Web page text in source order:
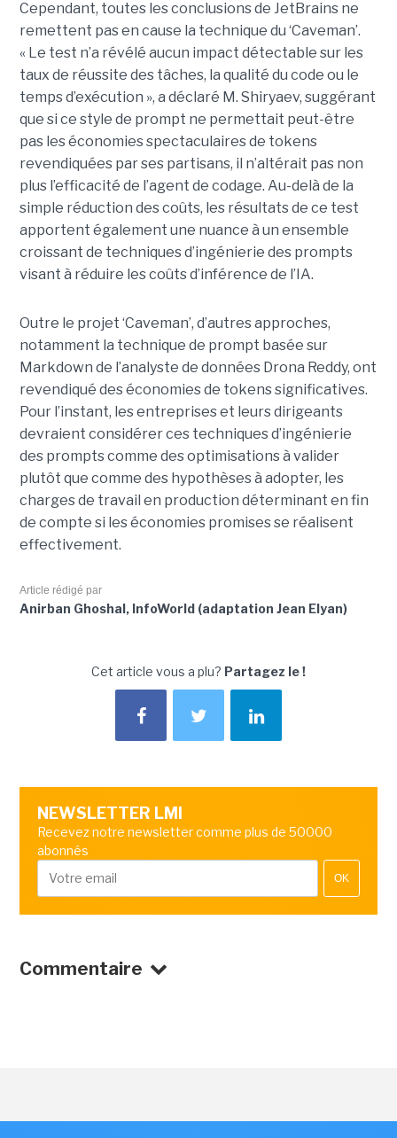
Cependant, toutes les conclusions de JetBrains ne
remettent pas en cause la technique du ‘Caveman’.
« Le test n’a révélé aucun impact détectable sur les
taux de réussite des tâches, la qualité du code ou le
temps d’exécution », a déclaré M. Shiryaev, suggérant
que si ce style de prompt ne permettait peut-être
pas les économies spectaculaires de tokens
revendiquées par ses partisans, il n’altérait pas non
plus l’efficacité de l’agent de codage. Au-delà de la
simple réduction des coûts, les résultats de ce test
apportent également une nuance à un ensemble
croissant de techniques d’ingénierie des prompts
visant à réduire les coûts d’inférence de l’IA.
Outre le projet ‘Caveman’, d’autres approches,
notamment la technique de prompt basée sur
Markdown de l’analyste de données Drona Reddy, ont
revendiqué des économies de tokens significatives.
Pour l’instant, les entreprises et leurs dirigeants
devraient considérer ces techniques d’ingénierie
des prompts comme des optimisations à valider
plutôt que comme des hypothèses à adopter, les
charges de travail en production déterminant en fin
de compte si les économies promises se réalisent
effectivement.
Article rédigé par
Anirban Ghoshal, InfoWorld (adaptation Jean Elyan)
Cet article vous a plu? Partagez le !
NEWSLETTER LMI
Recevez notre newsletter comme plus de 50000
abonnés
OK
Commentaire